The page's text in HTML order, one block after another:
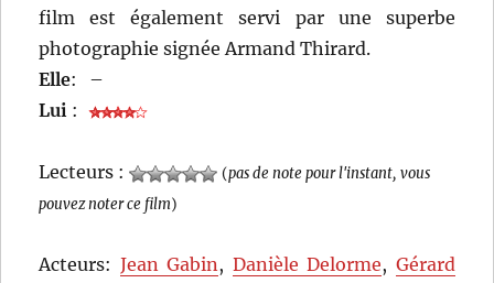
film est également servi par une superbe
photographie signée Armand Thirard.
Elle:
–
Lui :
Lecteurs : (pas de note pour l'instant, vous
pouvez noter ce film)
Acteurs: Jean Gabin, Danièle Delorme, Gérard